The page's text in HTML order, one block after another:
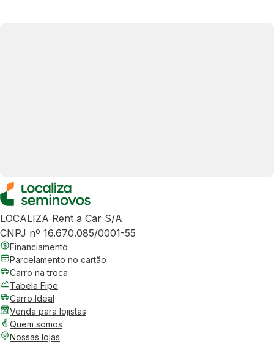
LOCALIZA Rent a Car S/A
CNPJ nº 16.670.085/0001-55
Financiamento
Parcelamento no cartão
Carro na troca
Tabela Fipe
Carro Ideal
Venda para lojistas
Quem somos
Nossas lojas